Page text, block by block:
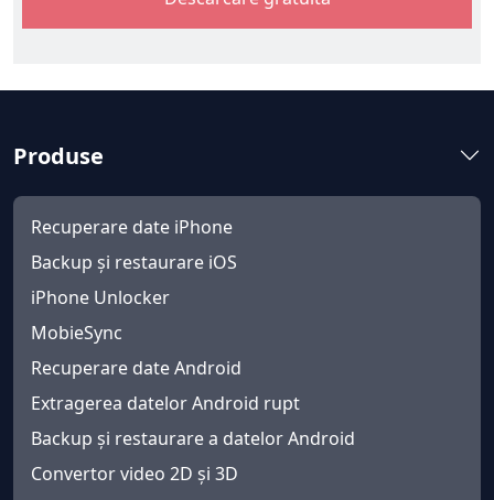
Produse
Recuperare date iPhone
Backup și restaurare iOS
iPhone Unlocker
MobieSync
Recuperare date Android
Extragerea datelor Android rupt
Backup și restaurare a datelor Android
Convertor video 2D și 3D